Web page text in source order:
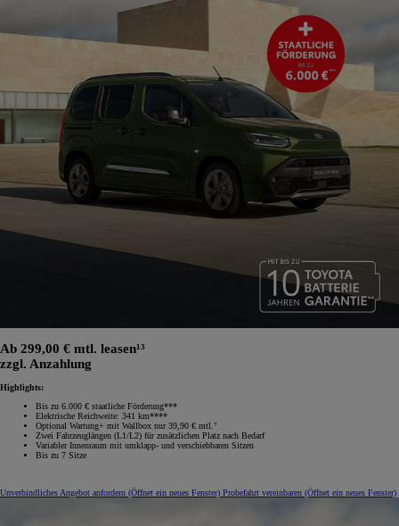
Ab 299,00 € mtl. leasen¹³
zzgl. Anzahlung
Highlights:
Bis zu 6.000 € staatliche Förderung***
Elektrische Reichweite: 341 km****
Optional Wartung+ mit Wallbox nur 39,90 € mtl.⁷
Zwei Fahrzeuglängen (L1/L2) für zusätzlichen Platz nach Bedarf
Variabler Innenraum mit umklapp‑ und verschiebbaren Sitzen
Bis zu 7 Sitze
Unverbindliches Angebot anfordern (Öffnet ein neues Fenster) Probefahrt vereinbaren (Öffnet ein neues Fenster)